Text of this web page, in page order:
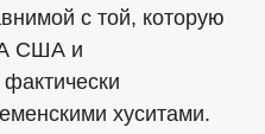
с той, которую
А США и
хуситами.